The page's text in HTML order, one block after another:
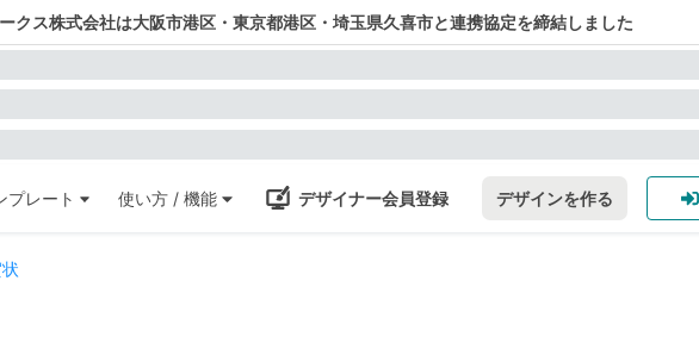
クス株式会社は大阪市港区・東京都港区・埼玉県久喜市と連携協定を締結しました
プレート 使い方 / 機能 デザイナー会員登録 デザインを作る